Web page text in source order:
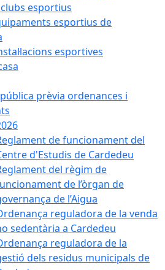
esportius
esportius de
esportives
prèvia ordenances i
de funcionament del
d'Estudis de Cardedeu
del règim de
de l’òrgan de
de l’Aigua
reguladora de la venda
sedentària a Cardedeu
reguladora de la
dels residus municipals de